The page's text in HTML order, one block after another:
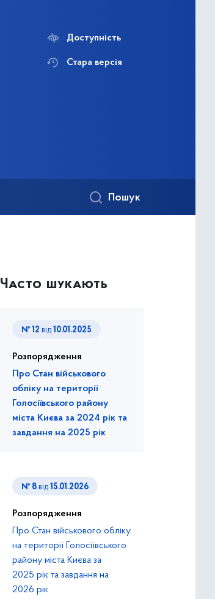
Доступність
Стара версія
Пошук
Часто шукають
№ 12 від 10.01.2025
Розпорядження
Про Стан військового
обліку на території
Голосіївського району
міста Києва за 2024 рік та
завдання на 2025 рік
№ 8 від 15.01.2026
Розпорядження
Про Стан військового обліку
на території Голосіївського
району міста Києва за
2025 рік та завдання на
2026 рік